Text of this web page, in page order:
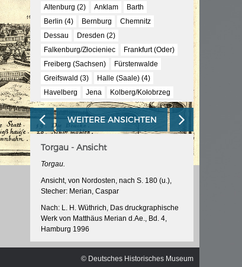
Altenburg (2) Anklam
Barth
Berlin (4)
Bernburg
Chemnitz
Dessau
Dresden (2)
Falkenburg/Złocieniec
Frankfurt (Oder)
Freiberg (Sachsen)
Fürstenwalde
Greifswald (3)
Halle (Saale) (4)
Havelberg
Jena
Kolberg/Kołobrzeg
Königstein (2)
Köpenick
Körlin/Karlino
Küstrin/Kostrzyn nad Odrą (3)
Landsberg (Warthe)/Gorzów Wielkopolski
Leipzig
Mansfeld
Merseburg
Naumburg (Saale)
Neuruppin
Plauen
Rathenow
Saalfeld (Saale)
Stendal
Stettin/Szczecin (3)
Stralsund
Tangermünde
Templin
Torgau (2)
Ueckermünde
Werben (Elbe)
Wettin
Wittenberg
Wittstock (Dosse)
Wolgast (2) Wurzen
WEITERE ANSICHTEN
Torgau - Ansicht
Torgau.
Ansicht, von Nordosten, nach S. 180 (u.),
Stecher: Merian, Caspar
Nach: L. H. Wüthrich, Das druckgraphische
Werk von Matthäus Merian d.Ae., Bd. 4,
Hamburg 1996
Martin Zeiller/Matthäus Merian d.Ae.,
Topographie, von Sachsen und Thüringen,
© Deutsches Historisches Museum